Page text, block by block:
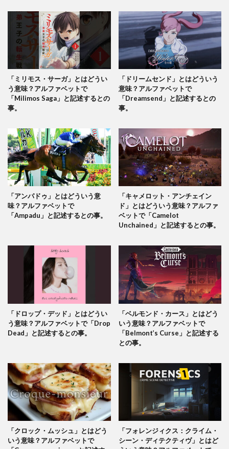
「ミリモス・サーガ」とはどうい
う意味？アルファベットで
「Milimos Saga」と記述するとの
事。
「ドリームセンド」とはどういう
意味？アルファベットで
「Dreamsend」と記述するとの
事。
「アンパドゥ」とはどういう意
味？アルファベットで
「Ampadu」と記述するとの事。
「キャメロット・アンチェイン
ド」とはどういう意味？アルファ
ベットで「Camelot
Unchained」と記述するとの事。
「ドロップ・デッド」とはどうい
う意味？アルファベットで「Drop
Dead」と記述するとの事。
「ベルモンド・カース」とはどう
いう意味？アルファベットで
「Belmont’s Curse」と記述する
との事。
「クロック・ムッシュ」とはどう
いう意味？アルファベットで
「フォレンジィクス：クライム・
シーン・ディテクティヴ」とはど